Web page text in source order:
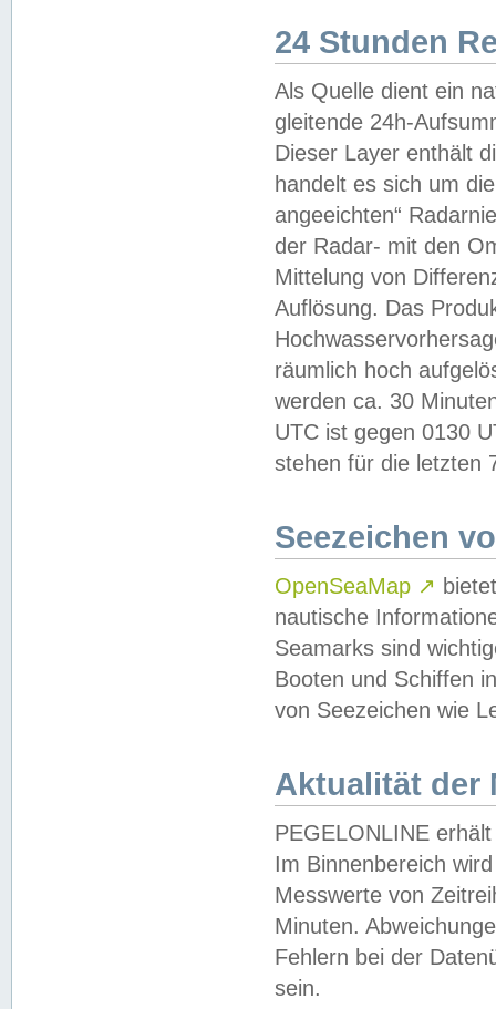
24 Stunden
Als Quelle dient ein
gleitende 24h-
Dieser Layer enthält
handelt es sich um
angeeichten“
der Radar- mit den
Mittelung von
Auflösung. Das
räumlich hoch
werden ca. 30
UTC ist gegen 0130
stehen für die letzten
Seezeichen
OpenSeaMap ↗
nautische
Seamarks sind
Booten und Schiffen
von Seezeichen wie
Aktualität der
PEGELONLINE
Im Binnenbereich
Messwerte von
Minuten.
Fehlern bei der
sein.